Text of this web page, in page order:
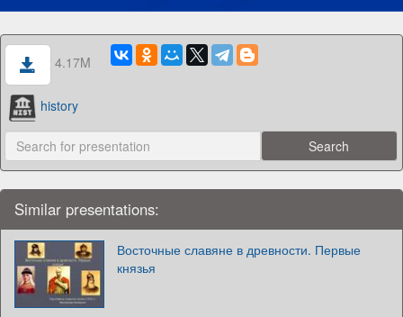
4.17M
history
Similar presentations:
Восточные славяне в древности. Первые
князья